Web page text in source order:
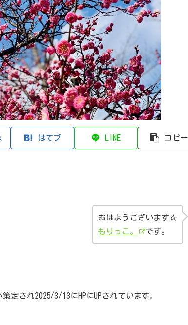
はてブ LINE コピー
おはようございます☆
もりっこ。
です。
定され2025/3/13にHPにUPされています。